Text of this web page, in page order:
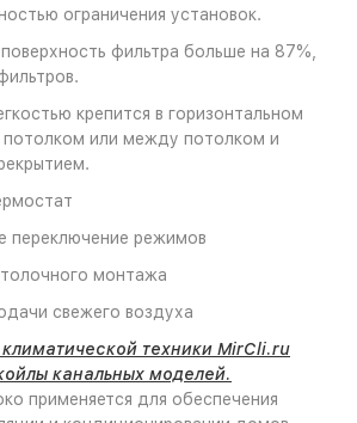
ограничения установок.
фильтра больше на 87%,
крепится в горизонтальном
или между потолком и
переключение режимов
монтажа
свежего воздуха
техники MirCli.ru
канальных моделей.
применяется для обеспечения